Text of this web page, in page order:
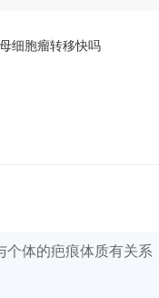
细胞瘤转移快吗
体的疤痕体质有关系